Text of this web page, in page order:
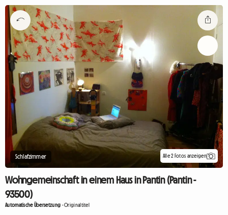
Schlafzimmer Alle 2 Fotos anzeigen
Wohngemeinschaft in einem Haus in Pantin (Pantin -
93500)
Automatische Übersetzung -Originaltitel